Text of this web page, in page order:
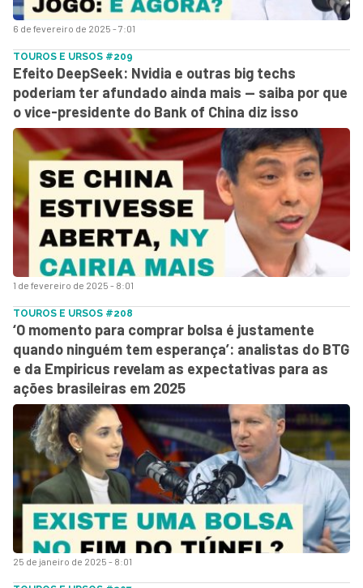
6 de fevereiro de 2025 - 7:01
1 de fevereiro de 2025 - 8:01
TOUROS E URSOS #209
Efeito DeepSeek: Nvidia e outras big techs
poderiam ter afundado ainda mais — saiba por que
o vice-presidente do Bank of China diz isso
25 de janeiro de 2025 - 8:01
TOUROS E URSOS #208
‘O momento para comprar bolsa é justamente
quando ninguém tem esperança’: analistas do BTG
e da Empiricus revelam as expectativas para as
ações brasileiras em 2025